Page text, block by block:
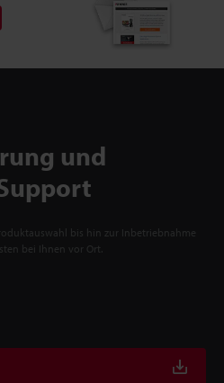
und
bis hin zur Inbetriebnahme
bei Ihnen vor Ort.